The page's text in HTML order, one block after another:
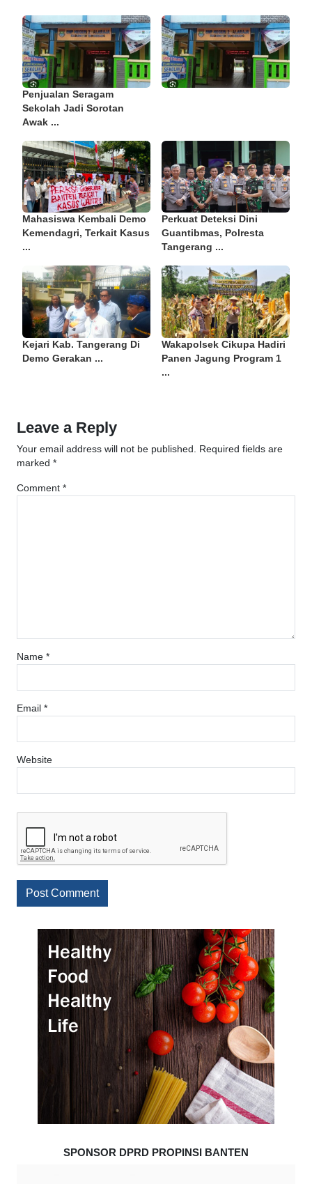
Penjualan Seragam
Sekolah Jadi Sorotan
Awak ...
Mahasiswa Kembali Demo
Kemendagri, Terkait Kasus
...
Perkuat Deteksi Dini
Guantibmas, Polresta
Tangerang ...
Kejari Kab. Tangerang Di
Demo Gerakan ...
Wakapolsek Cikupa Hadiri
Panen Jagung Program 1
...
Leave a Reply
Your email address will not be published.
Required fields are
marked *
Comment *
Name *
Email *
Website
SPONSOR DPRD PROPINSI BANTEN